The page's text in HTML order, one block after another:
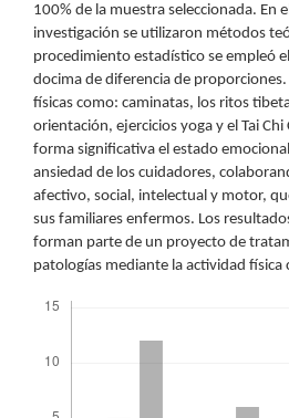
100% de la muestra seleccionada. En
investigación se utilizaron métodos
procedimiento estadístico se empleó
docima de diferencia de
físicas como: caminatas, los ritos
orientación, ejercicios yoga y el Tai
forma significativa el estado
ansiedad de los cuidadores,
afectivo, social, intelectual y motor,
sus familiares enfermos. Los
forman parte de un proyecto de
patologías mediante la actividad física